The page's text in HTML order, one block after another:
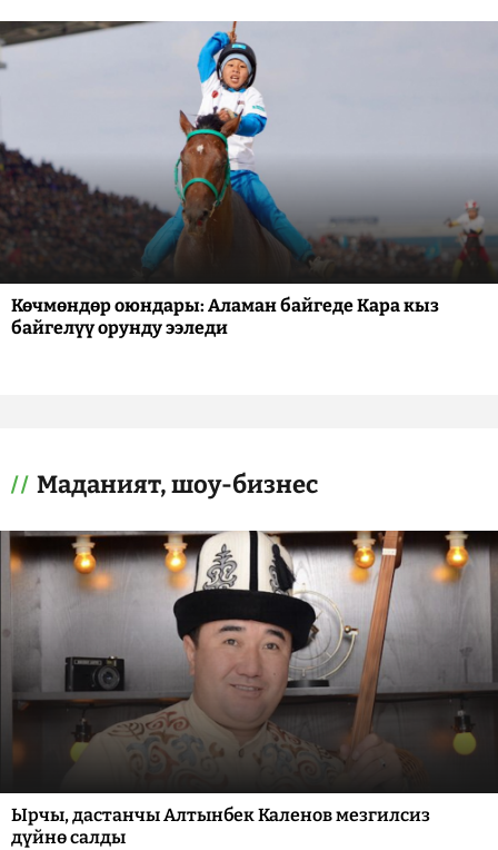
Көчмөндөр оюндары: Аламан байгеде Кара кыз
байгелүү орунду ээледи
Маданият, шоу-бизнес
Ырчы, дастанчы Алтынбек Каленов мезгилсиз
дүйнө салды